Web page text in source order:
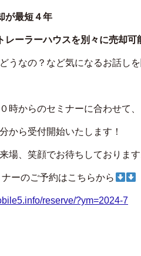
が最短４年
レーラーハウスを別々に売却可
うなの？など気になるお話し
時からのセミナーに合わせて
から受付開始いたします！
場、笑顔でお待ちしております
ナーのご予約はこちらから
reserve/?ym=2024-7